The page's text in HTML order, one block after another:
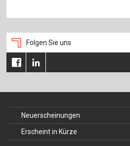
Folgen Sie uns
Neuerscheinungen
Erscheint in Kürze